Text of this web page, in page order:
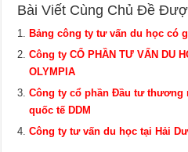
Bài Viết Cùng Chủ Đề
Bảng công ty tư vấn du học có
Công ty CỔ PHẦN TƯ VẤN DU
OLYMPIA
Công ty cổ phần Đầu tư thương
quốc tế DDM
Công ty tư vấn du học tại Hải